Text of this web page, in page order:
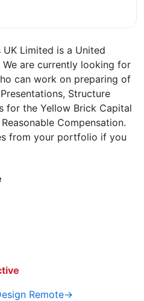
Limited is a United
are currently looking for
can work on preparing of
Structure
for the Yellow Brick Capital
Compensation.
from your portfolio if you
Remote→